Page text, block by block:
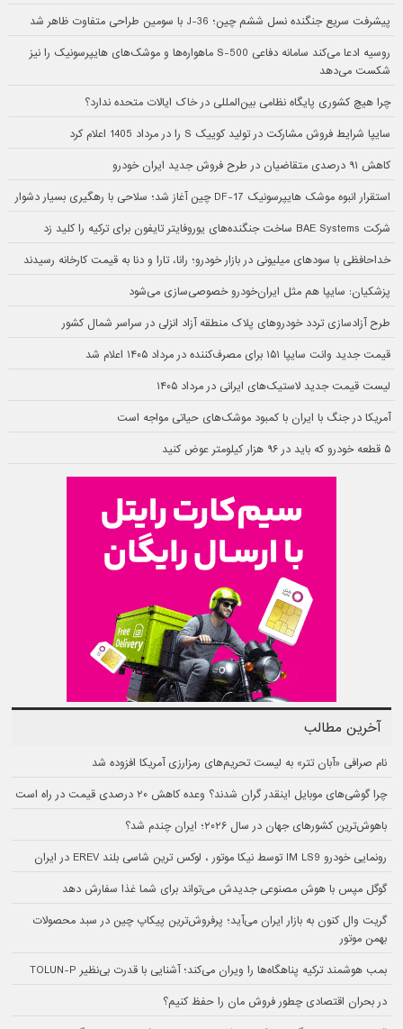
پیشرفت سریع جنگنده نسل ششم چین؛ J-36 با سومین طراحی متفاوت ظاهر شد
روسیه ادعا می‌کند سامانه دفاعی S-500 ماهواره‌ها و موشک‌های هایپرسونیک را نیز
شکست می‌دهد
چرا هیچ کشوری پایگاه نظامی بین‌المللی در خاک ایالات متحده ندارد؟
سایپا شرایط فروش مشارکت در تولید کوییک S را در مرداد 1405 اعلام کرد
کاهش ۹۱ درصدی متقاضیان در طرح فروش جدید ایران خودرو
استقرار انبوه موشک هایپرسونیک DF-17 چین آغاز شد؛ سلاحی با رهگیری بسیار دشوار
شرکت BAE Systems ساخت جنگنده‌های یوروفایتر تایفون برای ترکیه را کلید زد
خداحافظی با سودهای میلیونی در بازار خودرو؛ رانا، تارا و دنا به قیمت کارخانه رسیدند
پزشکیان: سایپا هم مثل ایران‌خودرو خصوصی‌سازی می‌شود
طرح آزادسازی تردد خودروهای پلاک منطقه آزاد انزلی در سراسر شمال کشور
قیمت جدید وانت سایپا ۱۵۱ برای مصرف‌کننده در مرداد ۱۴۰۵ اعلام شد
لیست قیمت جدید لاستیک‌های ایرانی در مرداد ۱۴۰۵
آمریکا در جنگ با ایران با کمبود موشک‌های حیاتی مواجه است
۵ قطعه خودرو که باید در ۹۶ هزار کیلومتر عوض کنید
آخرین مطالب
نام صرافی «آبان‌ تتر» به لیست تحریم‌های رمزارزی آمریکا افزوده شد
چرا گوشی‌های موبایل اینقدر گران شدند؟ وعده کاهش ۲۰ درصدی قیمت در راه است
باهوش‌ترین کشورهای جهان در سال ۲۰۲۶؛ ایران چندم شد؟
رونمایی خودرو IM LS9 توسط نیکا موتور ، لوکس ترین شاسی بلند EREV در ایران
گوگل مپس با هوش مصنوعی جدیدش می‌تواند برای شما غذا سفارش دهد
گریت وال کنون به بازار ایران می‌آید؛ پرفروش‌ترین پیکاپ چین در سبد محصولات
بهمن موتور
بمب هوشمند ترکیه پناهگاه‌ها را ویران می‌کند؛ آشنایی با قدرت بی‌نظیر TOLUN-P
در بحران اقتصادی چطور فروش مان را حفظ کنیم؟